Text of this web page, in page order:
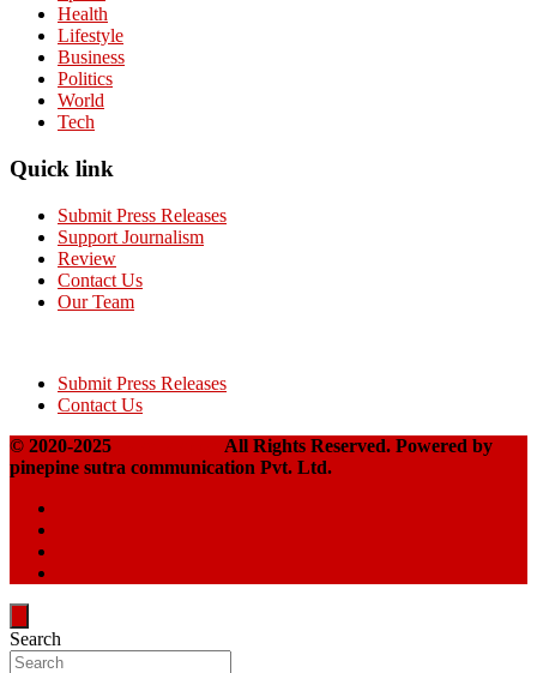
Health
Lifestyle
Business
Politics
World
Tech
Quick link
Submit Press Releases
Support Journalism
Review
Contact Us
Our Team
Submit Press Releases
Contact Us
© 2020-2025
All Rights Reserved. Powered by
pinepine sutra communication Pvt. Ltd.
Search